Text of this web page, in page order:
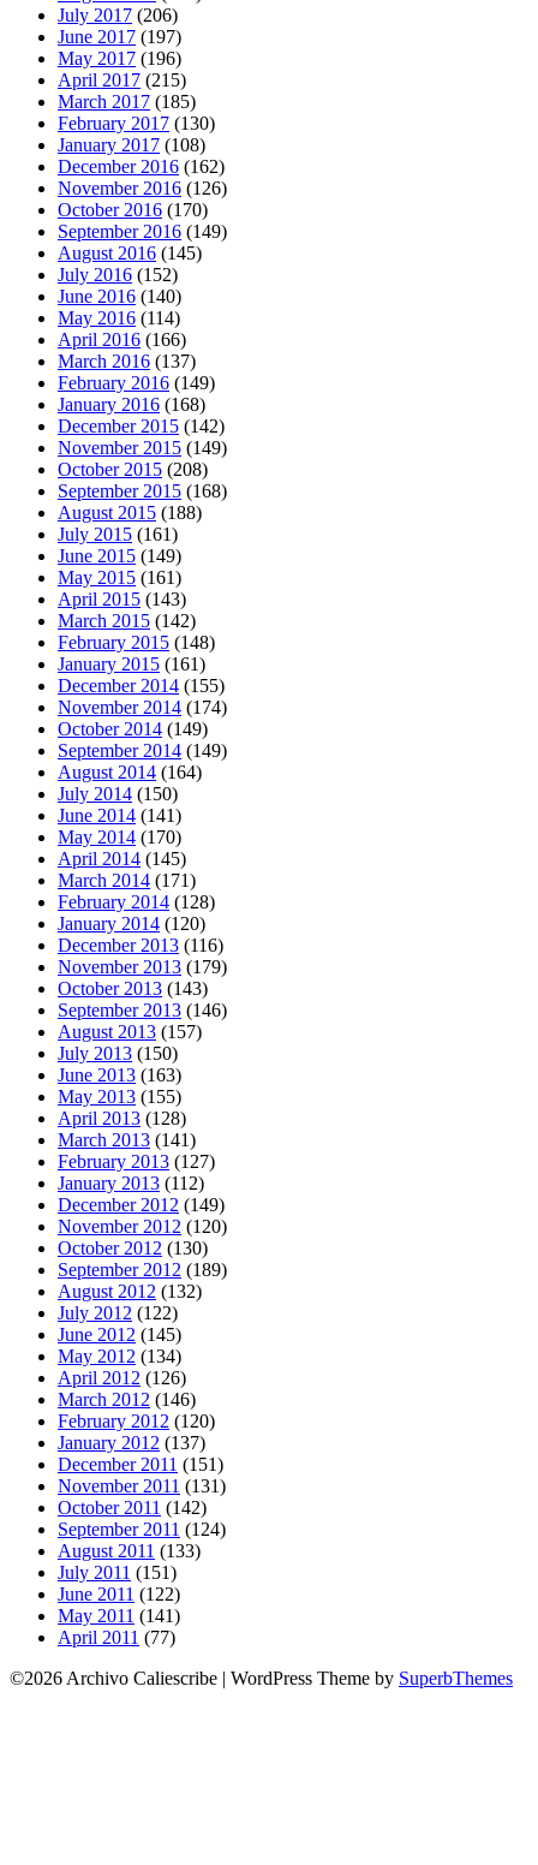
July 2017 (206)
June 2017 (197)
May 2017 (196)
April 2017 (215)
March 2017 (185)
February 2017 (130)
January 2017 (108)
December 2016 (162)
November 2016 (126)
October 2016 (170)
September 2016 (149)
August 2016 (145)
July 2016 (152)
June 2016 (140)
May 2016 (114)
April 2016 (166)
March 2016 (137)
February 2016 (149)
January 2016 (168)
December 2015 (142)
November 2015 (149)
October 2015 (208)
September 2015 (168)
August 2015 (188)
July 2015 (161)
June 2015 (149)
May 2015 (161)
April 2015 (143)
March 2015 (142)
February 2015 (148)
January 2015 (161)
December 2014 (155)
November 2014 (174)
October 2014 (149)
September 2014 (149)
August 2014 (164)
July 2014 (150)
June 2014 (141)
May 2014 (170)
April 2014 (145)
March 2014 (171)
February 2014 (128)
January 2014 (120)
December 2013 (116)
November 2013 (179)
October 2013 (143)
September 2013 (146)
August 2013 (157)
July 2013 (150)
June 2013 (163)
May 2013 (155)
April 2013 (128)
March 2013 (141)
February 2013 (127)
January 2013 (112)
December 2012 (149)
November 2012 (120)
October 2012 (130)
September 2012 (189)
August 2012 (132)
July 2012 (122)
June 2012 (145)
May 2012 (134)
April 2012 (126)
March 2012 (146)
February 2012 (120)
January 2012 (137)
December 2011 (151)
November 2011 (131)
October 2011 (142)
September 2011 (124)
August 2011 (133)
July 2011 (151)
June 2011 (122)
May 2011 (141)
April 2011 (77)
©2026 Archivo Caliescribe | WordPress Theme by SuperbThemes